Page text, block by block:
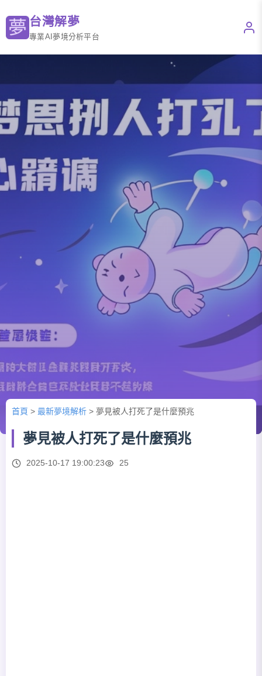
台灣解夢
專業AI夢境分析平台
首頁 > 最新夢境解析 > 夢見被人打死了是什麼預兆
夢見被人打死了是什麼預兆
2025-10-17 19:00:23 25